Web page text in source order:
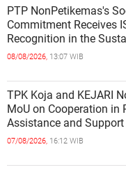
PTP NonPetikemas's Social Responsibility
Commitment Receives
Recognition in the
Category
08/08/2026, 13:07 WIB
TPK Koja and KEJARI
MoU on Cooperation in
Assistance and Support
07/08/2026, 16:12 WIB